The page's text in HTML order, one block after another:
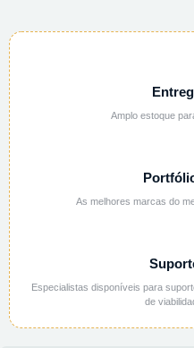
Amplo estoque
As melhores marcas do
Especialistas disponíveis para
de